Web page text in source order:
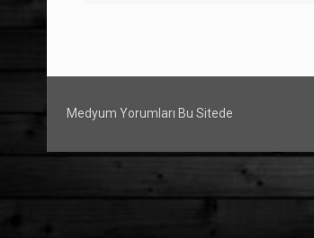
Medyum Yorumları Bu Sitede